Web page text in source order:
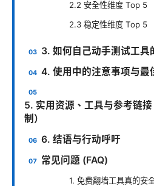
2.2 安全性维度 Top 5
2.3 稳定性维度 Top 5
3. 如何自己动手测试工具
4. 使用中的注意事项与最
5. 实用资源、工具与参考链
制）
6. 结语与行动呼吁
常见问题 (FAQ)
1. 免费翻墙工具真的安